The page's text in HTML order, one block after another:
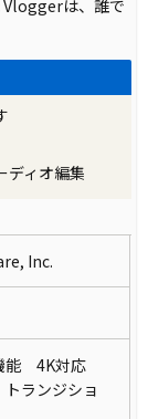
は、誰で
ディオ編集
Inc.
能 4K対応
ランジショ